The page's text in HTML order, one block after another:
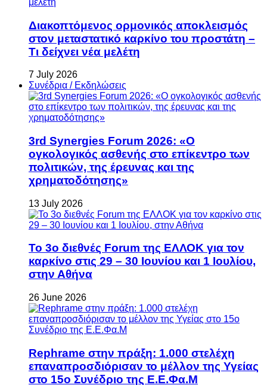
Διακοπτόμενος ορμονικός αποκλεισμός
στον μεταστατικό καρκίνο του προστάτη –
Τι δείχνει νέα μελέτη
7 July 2026
Συνέδρια / Εκδηλώσεις
3rd Synergies Forum 2026: «Ο
ογκολογικός ασθενής στο επίκεντρο των
πολιτικών, της έρευνας και της
χρηματοδότησης»
13 July 2026
Το 3ο διεθνές Forum της ΕΛΛΟΚ για τον
καρκίνο στις 29 – 30 Ιουνίου και 1 Ιουλίου,
στην Αθήνα
26 June 2026
Rephrame στην πράξη: 1.000 στελέχη
επαναπροσδιόρισαν το μέλλον της Υγείας
στο 15ο Συνέδριο της Ε.Ε.Φα.Μ